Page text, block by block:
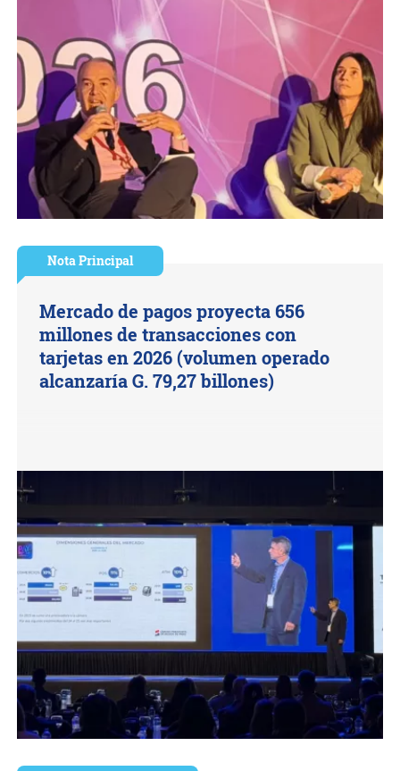
Nota Principal
Mercado de pagos proyecta 656
millones de transacciones con
tarjetas en 2026 (volumen operado
alcanzaría G. 79,27 billones)